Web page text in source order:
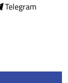
Telegram